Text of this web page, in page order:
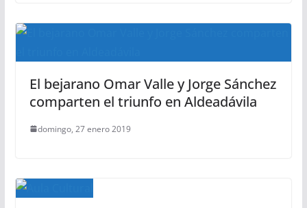
El bejarano Omar Valle y Jorge Sánchez
comparten el triunfo en Aldeadávila
domingo, 27 enero 2019